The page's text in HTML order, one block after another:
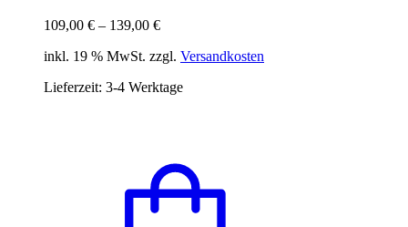
109,00 € – 139,00 €
inkl. 19 % MwSt. zzgl. Versandkosten
Lieferzeit: 3-4 Werktage